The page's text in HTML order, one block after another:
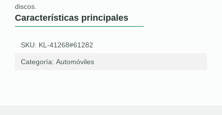
discos.
Características principales
SKU: KL-41268#61282
Categoría: Automóviles